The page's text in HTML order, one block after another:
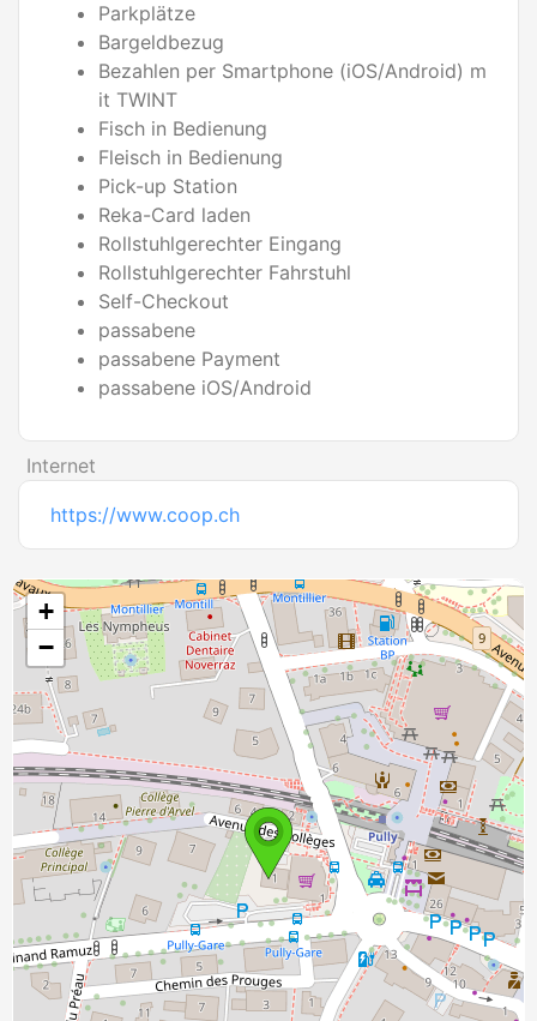
Parkplätze
Bargeldbezug
Bezahlen per Smartphone (iOS/Android) m
it TWINT
Fisch in Bedienung
Fleisch in Bedienung
Pick-up Station
Reka-Card laden
Rollstuhlgerechter Eingang
Rollstuhlgerechter Fahrstuhl
Self-Checkout
passabene
passabene Payment
passabene iOS/Android
Internet
https://www.coop.ch
+
−